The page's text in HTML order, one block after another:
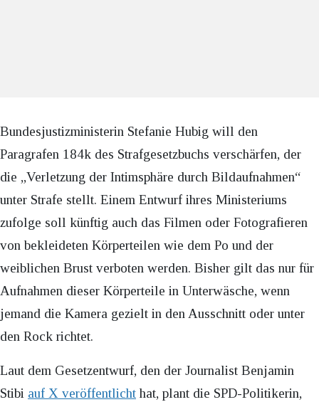
Bundesjustizministerin Stefanie Hubig will den
Paragrafen 184k des Strafgesetzbuchs verschärfen, der
die „Verletzung der Intimsphäre durch Bildaufnahmen“
unter Strafe stellt. Einem Entwurf ihres Ministeriums
zufolge soll künftig auch das Filmen oder Fotografieren
von bekleideten Körperteilen wie dem Po und der
weiblichen Brust verboten werden. Bisher gilt das nur für
Aufnahmen dieser Körperteile in Unterwäsche, wenn
jemand die Kamera gezielt in den Ausschnitt oder unter
den Rock richtet.
Laut dem Gesetzentwurf, den der Journalist Benjamin
Stibi auf X veröffentlichthat, plant die SPD-Politikerin,